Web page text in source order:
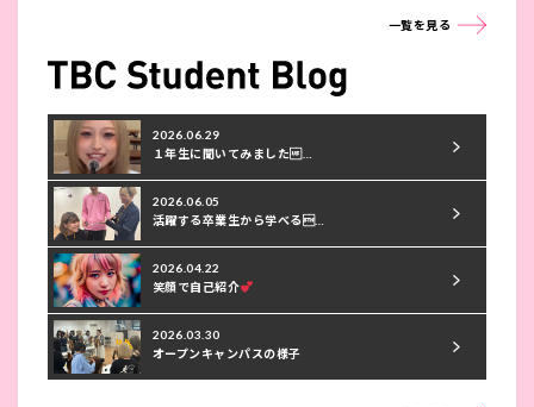
一覧を見る
2026.06.29
１年生に聞いてみました…
2026.06.05
活躍する卒業生から学べる…
2026.04.22
笑顔で自己紹介
2026.03.30
オープンキャンパスの様子